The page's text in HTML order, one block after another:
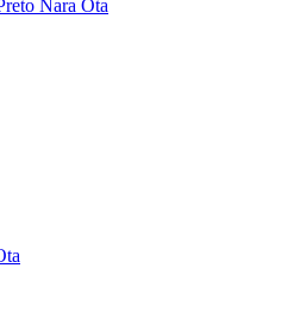
Nara Ota